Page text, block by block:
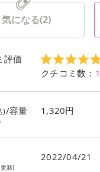
気になる(2)
評価
クチコミ数： 1
)/容量 1,320円
新)
2022/04/21